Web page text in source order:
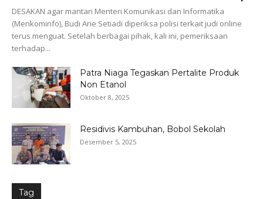
DESAKAN agar mantan Menteri Komunikasi dan Informatika
(Menkominfo), Budi Arie Setiadi diperiksa polisi terkait judi online
terus menguat. Setelah berbagai pihak, kali ini, pemeriksaan
terhadap...
Patra Niaga Tegaskan Pertalite Produk
Non Etanol
Oktober 8, 2025
Residivis Kambuhan, Bobol Sekolah
Desember 5, 2025
Tag